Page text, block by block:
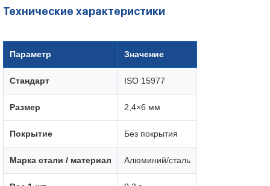
Технические характеристики
Параметр Значение
Стандарт ISO 15977
Размер 2,4×6 мм
Покрытие Без покрытия
Марка стали / материал Алюминий/сталь